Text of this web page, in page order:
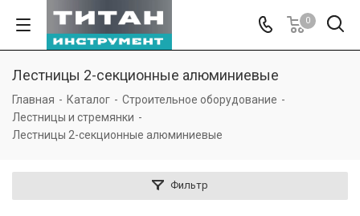
0
Лестницы 2-секционные алюминиевые
Главная - Каталог - Строительное оборудование -
Лестницы и стремянки -
Лестницы 2-секционные алюминиевые
Фильтр